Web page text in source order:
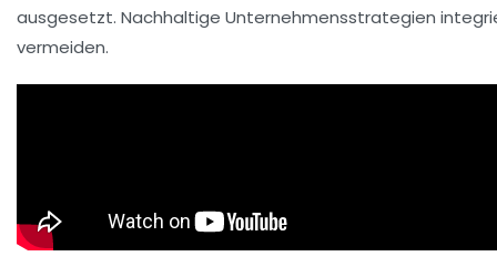
ausgesetzt. Nachhaltige Unternehmensstrategien
vermeiden.